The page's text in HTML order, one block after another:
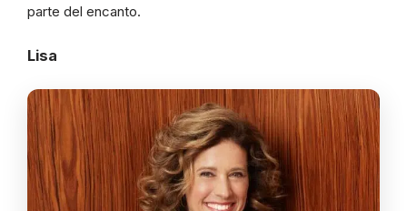
parte del encanto.
Lisa